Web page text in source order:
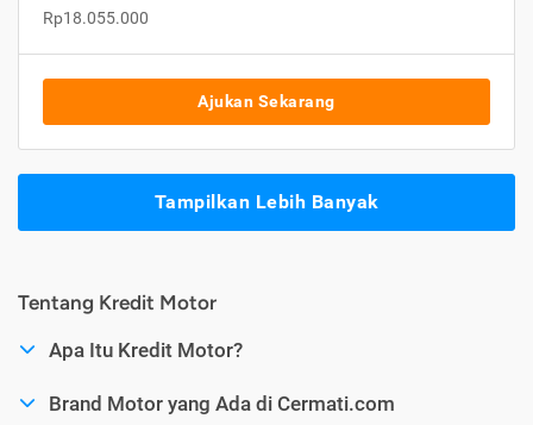
Rp18.055.000
Ajukan Sekarang
Tampilkan Lebih Banyak
Tentang Kredit Motor
Apa Itu Kredit Motor?
Brand Motor yang Ada di Cermati.com